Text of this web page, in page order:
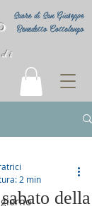
Suore di San Giuseppe
Benedetto Cottolengo
di
della
2 min